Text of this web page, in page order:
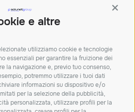
e altre
utilizziamo cookie e tecnologie
essenziali per garantire la fruizione dei
la navigazione e, previo tuo consenso,
potremmo utilizzare i tuoi dati
informazioni su dispositivo e/o
per la selezione della pubblicità,
personalizzata, utilizzare profili per la
| 14 – 18